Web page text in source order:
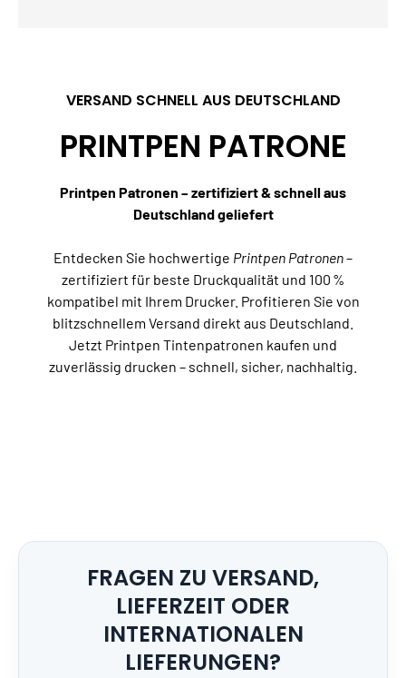
VERSAND SCHNELL AUS DEUTSCHLAND
PRINTPEN PATRONE
Printpen Patronen – zertifiziert & schnell aus
Deutschland geliefert
Entdecken Sie hochwertige Printpen Patronen–
zertifiziert für beste Druckqualität und 100 %
kompatibel mit Ihrem Drucker. Profitieren Sie von
blitzschnellem Versand direkt aus Deutschland.
Jetzt Printpen Tintenpatronen kaufen und
zuverlässig drucken – schnell, sicher, nachhaltig.
FRAGEN ZU VERSAND,
LIEFERZEIT ODER
INTERNATIONALEN
LIEFERUNGEN?